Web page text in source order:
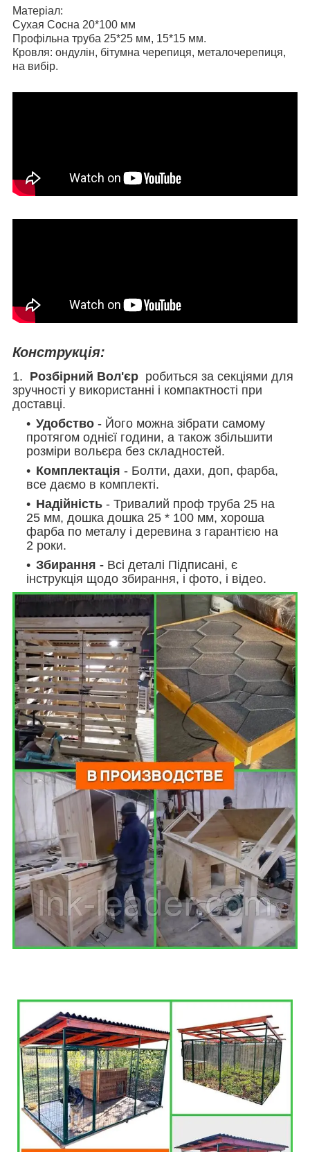
Матеріал:
Сухая Сосна 20*100 мм
Профільна труба 25*25 мм, 15*15 мм.
Кровля: ондулін, бітумна черепиця, металочерепиця,
на вибір.
Конструкція:
1. Розбірний Вол'єр робиться за секціями для
зручності у використанні і компактності при
доставці.
Удобство - Його можна зібрати самому
протягом однієї години, а також збільшити
розміри вольєра без складностей.
Комплектація - Болти, дахи, доп, фарба,
все даємо в комплекті.
Надійність - Тривалий проф труба 25 на
25 мм, дошка дошка 25 * 100 мм, хороша
фарба по металу і деревина з гарантією на
2 роки.
Збирання - Всі деталі Підписані, є
інструкція щодо збирання, і фото, і відео.